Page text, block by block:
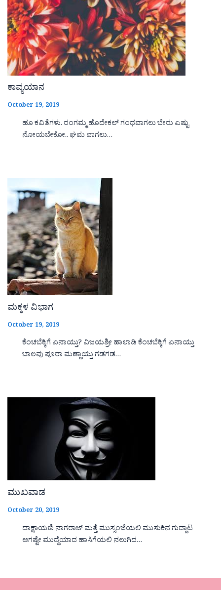
ಕಾವ್ಯಯಾನ
October 19, 2019
ಹೂ ಕವಿತೆಗಳು. ರಂಗಮ್ಮ ಹೊದೇಕಲ್ ಗಂಧವಾಗಲು ಬೇರು ಎಷ್ಟು
ನೋಯಬೇಕೋ.. ಘಮ ವಾಗಲು…
ಮಕ್ಕಳ ವಿಭಾಗ
October 19, 2019
ಕೆಂಚಬೆಕ್ಕಿಗೆ ಏನಾಯ್ತು? ವಿಜಯಶ್ರೀ ಹಾಲಾಡಿ ಕೆಂಚಬೆಕ್ಕಿಗೆ ಏನಾಯ್ತು
ಬಾಲವು ಪೂರಾ ಮಣ್ಣಾಯ್ತು ಗಡಗಡ…
ಮುಖವಾಡ
October 20, 2019
ದಾಕ್ಷಾಯಣಿ ನಾಗರಾಜ್ ಮತ್ತೆ ಮುಸ್ಸಂಜೆಯಲಿ ಮುಸುಕಿನ ಗುದ್ದಾಟ
ಆಗಷ್ಟೇ ಮುದ್ದೆಯಾದ ಹಾಸಿಗೆಯಲಿ ನಲುಗಿದ…